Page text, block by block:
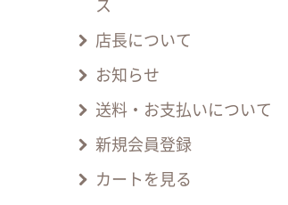
ス
店長について
お知らせ
送料・お支払いについて
新規会員登録
カートを見る